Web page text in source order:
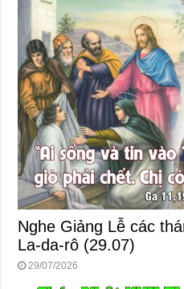
Nghe Giảng Lễ các
La-da-rô (29.07)
29/07/2026